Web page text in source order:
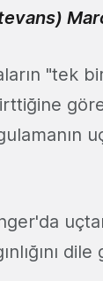
"tek
dile